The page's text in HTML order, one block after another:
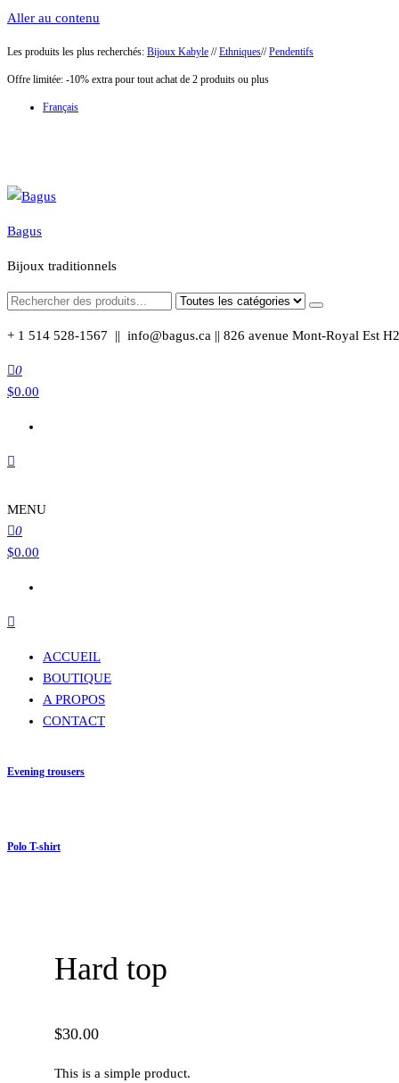
Aller au contenu
Les produits les plus recherchés: Bijoux Kabyle //Ethniques//Pendentifs
Offre limitée: -10% extra pour tout achat de 2 produits ou plus
Français
Bagus
Bijoux traditionnels
+ 1 514 528-1567 || info@bagus.ca || 826 avenue Mont-Royal Est
0
$0.00
MENU
0
$0.00
ACCUEIL
BOUTIQUE
A PROPOS
CONTACT
Evening trousers
Polo T-shirt
Hard top
$30.00
This is a simple product.